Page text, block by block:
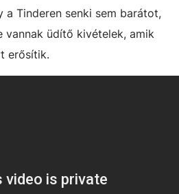
a Tinderen senki sem barátot,
vannak üdítő kivételek, amik
erősítik.